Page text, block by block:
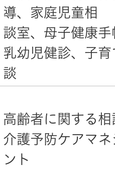
導、家庭児童相
談室、母子健康手
乳幼児健診、子育
談
高齢者に関する相
介護予防ケアマネ
ント